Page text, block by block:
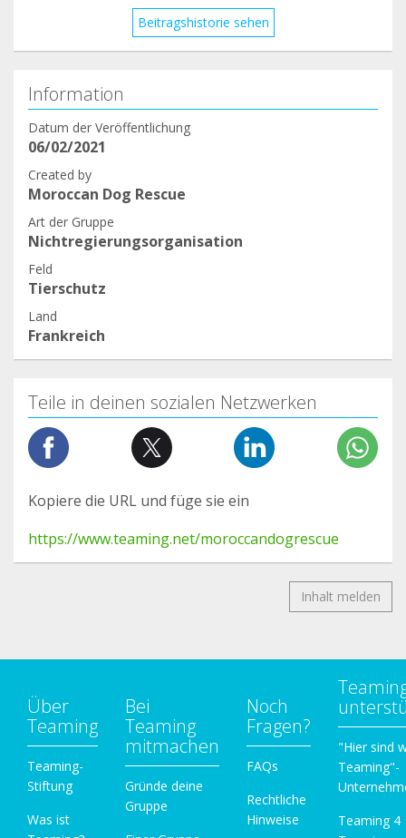
Beitragshistorie sehen
Information
Datum der Veröffentlichung
06/02/2021
Created by
Moroccan Dog Rescue
Art der Gruppe
Nichtregierungsorganisation
Feld
Tierschutz
Land
Frankreich
Teile in deinen sozialen Netzwerken
Kopiere die URL und füge sie ein
https://www.teaming.net/moroccandogrescue
Inhalt melden
Über
Teaming
Teaming-
Stiftung
Was ist
Bei
Teaming
mitmachen
Gründe deine
Gruppe
Noch
Fragen?
FAQs
Rechtliche
Hinweise
"Hier sind
Teaming"-
Teaming 4